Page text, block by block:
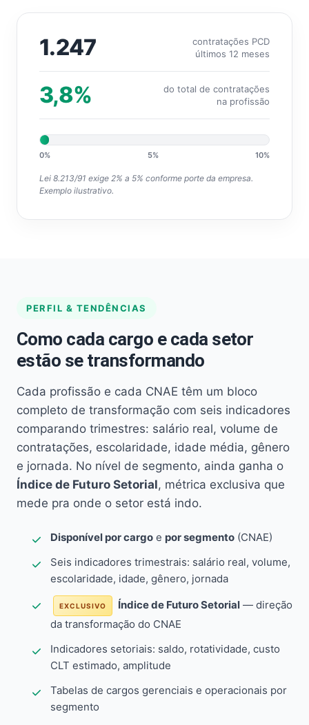
1.247
contratações PCD
últimos 12 meses
3,8%
do total de contratações
na profissão
0% 5% 10%
Lei 8.213/91 exige 2% a 5% conforme porte da empresa.
Exemplo ilustrativo.
PERFIL & TENDÊNCIAS
Como cada cargo e cada setor
estão se transformando
Cada profissão e cada CNAE têm um bloco
completo de transformação com seis indicadores
comparando trimestres: salário real, volume de
contratações, escolaridade, idade média, gênero
e jornada. No nível de segmento, ainda ganha o
Índice de Futuro Setorial, métrica exclusiva que
mede pra onde o setor está indo.
Disponível por cargo e por segmento (CNAE)
Seis indicadores trimestrais: salário real, volume,
escolaridade, idade, gênero, jornada
EXCLUSIVO Índice de Futuro Setorial — direção
da transformação do CNAE
Indicadores setoriais: saldo, rotatividade, custo
CLT estimado, amplitude
Tabelas de cargos gerenciais e operacionais por
segmento